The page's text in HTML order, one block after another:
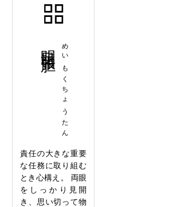
めいもくちょうたん
責任の大きな重要
な任務に取り組む
とき心構え。 両眼
をしっかり見開
き、思い切って物